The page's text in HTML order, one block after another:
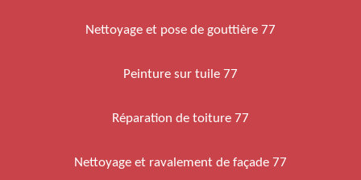
Nettoyage et pose de gouttière 77
Peinture sur tuile 77
Réparation de toiture 77
Nettoyage et ravalement de façade 77